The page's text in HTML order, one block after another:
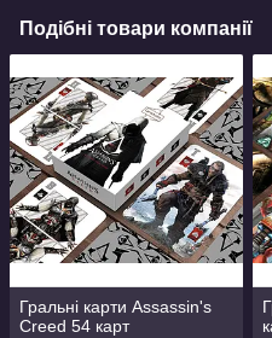
Подібні товари компанії
Гральні карти Assassin's
Creed 54 карт